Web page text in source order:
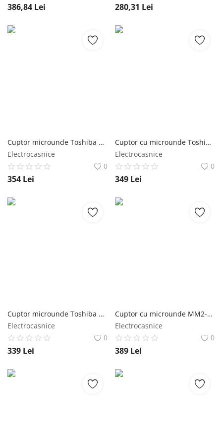
386,84 Lei 280,31 Lei
Cuptor microunde Toshiba MM-EM20PBK, 20 l, 800 W, Control Digital, Timer, Afisare ceas, iluminare LED, Functie blocare copii, Negru Toshiba
Electrocasnice
0
354 Lei
Cuptor cu microunde Toshiba MWP-MG20PWH, 700W, 20 litri, 5 trepte putere, grill Alb Toshiba
Electrocasnice
0
349 Lei
Cuptor microunde Toshiba MW-MM20PWH, 20 l, 800W, Iluminare LED, Alb Toshiba
Electrocasnice
0
339 Lei
Cuptor cu microunde MM2-AM23PFWH, 23 L, 800 W, 8 functii auto, functie blocare copii, front negru, carcasa alba Toshiba
Electrocasnice
0
389 Lei